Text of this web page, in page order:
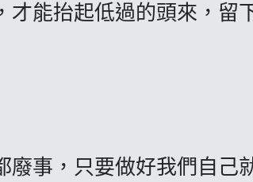
才能抬起低過的頭來，留
廢事，只要做好我們自己